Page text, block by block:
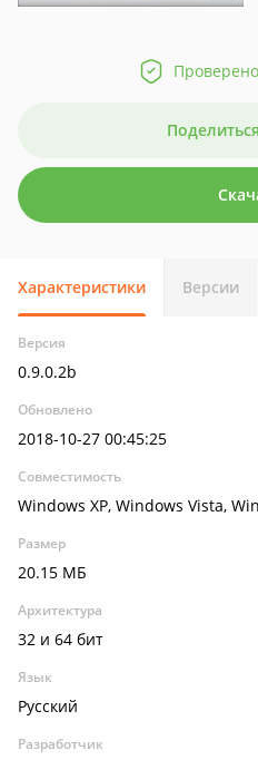
Характеристики Версии
Версия
0.9.0.2b
Обновлено
2018-10-27 00:45:25
Совместимость
Windows XP, Windows Vista,
Размер
20.15 МБ
Архитектура
32 и 64 бит
Язык
Русский
Разработчик